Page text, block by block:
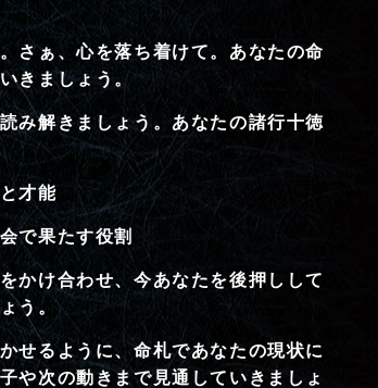
さぁ、心を落ち着けて。あなたの命
きましょう。
み解きましょう。あなたの諸行十徳
才能
で果たす役割
かけ合わせ、今あなたを後押しして
う。
せるように、命札であなたの現状に
や次の動きまで見通していきましょ